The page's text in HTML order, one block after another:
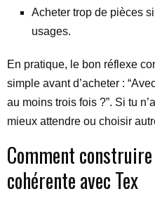
Acheter trop de pièces
usages.
En pratique, le bon réflexe
simple avant d’acheter :
au moins trois fois ?”. Si tu
mieux attendre ou choisir
Comment
cohérente avec Tex